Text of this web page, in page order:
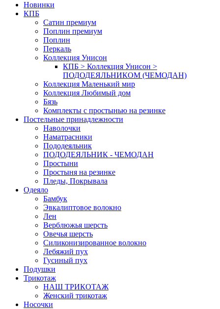
Новинки
КПБ
Сатин премиум
Поплин премиум
Поплин
Перкаль
Коллекция Унисон
КПБ > Коллекция Унисон >
ПОДОДЕЯЛЬНИКОМ (ЧЕМОДАН)
Коллекция Маленький мир
Коллекция Любимый дом
Бязь
Комплекты с простынью на резинке
Постельные принадлежности
Наволочки
Наматрасники
Пододеяльник
ПОДОДЕЯЛЬНИК - ЧЕМОДАН
Простыни
Простыня на резинке
Пледы, Покрывала
Одеяло
Бамбук
Эвкалиптовое волокно
Лен
Верблюжья шерсть
Овечья шерсть
Силиконизированное волокно
Лебяжий пух
Гусиный пух
Подушки
Трикотаж
НАШ ТРИКОТАЖ
Женский трикотаж
Носочки